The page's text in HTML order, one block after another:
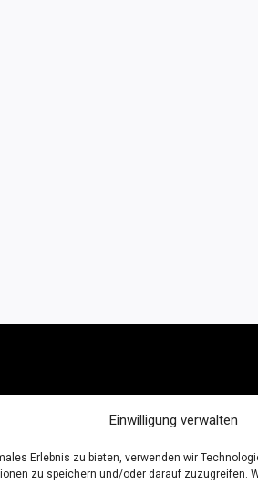
Einwilligung verwalten
Erlebnis zu bieten, verwenden wir
zu speichern und/oder darauf zuzugreifen.
(EU)